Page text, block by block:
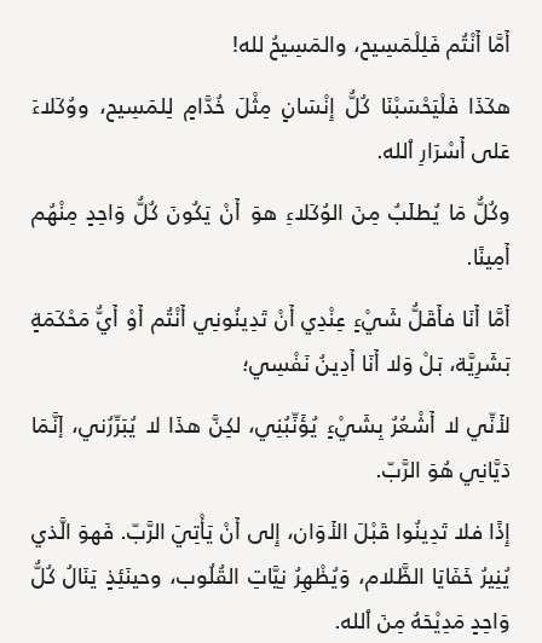
أَمَّا أَنْتُم فَلِلْمَسِيح، والمَسِيحُ لله!
هكَذَا فَلْيَحْسَبْنَا كُلُّ إِنْسَانٍ مِثْلَ خُدَّامٍ لِلمَسِيح، ووُكَلاءَ
عَلى أَسْرَارِ ٱلله.
وكُلُّ مَا يُطلَبُ مِنَ الوُكَلاءِ هوَ أَنْ يَكُونَ كُلُّ وَاحِدٍ مِنْهُم
أَمِينًا.
أَمَّا أَنَا فأَقَلُّ شَيْءٍ عِنْدِي أَنْ تَدِينُونِي أَنْتُم أَوْ أَيُّ مَحْكَمَةٍ
بَشَرِيَّة، بَلْ وَلا أَنَا أَدِينُ نَفْسِي؛
لأَنِّي لا أَشْعُرُ بِشَيْءٍ يُؤَنِّبُنِي، لكِنَّ هذَا لا يُبَرِّرُني، إَنَّمَا
دَيَّانِي هُوَ الرَّبّ.
إِذًا فلا تَدِينُوا قَبْلَ الأَوَان، إِلى أَنْ يَأْتِيَ الرَّبّ. فَهوَ الَّذي
يُنِيرُ خَفَايَا الظَّلام، وَيُظْهِرُ نِيَّاتِ القُلُوب، وحينَئِذٍ يَنَالُ كُلُّ
وَاحِدٍ مَدِيْحَهُ مِنَ ٱلله.